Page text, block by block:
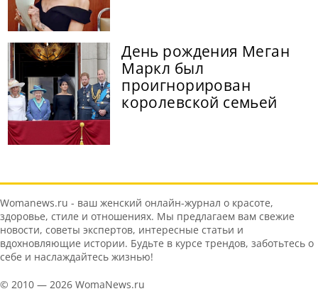
День рождения Меган
Маркл был
проигнорирован
королевской семьей
Womanews.ru - ваш женский онлайн-журнал о красоте,
здоровье, стиле и отношениях. Мы предлагаем вам свежие
новости, советы экспертов, интересные статьи и
вдохновляющие истории. Будьте в курсе трендов, заботьтесь о
себе и наслаждайтесь жизнью!
© 2010 — 2026 WomaNews.ru